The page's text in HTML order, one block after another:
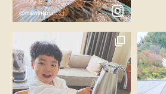
@mswintour